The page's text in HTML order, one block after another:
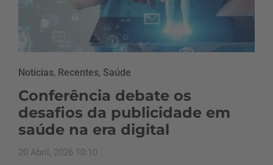
Notícias, Recentes, Saúde
Conferência debate os
desafios da publicidade em
saúde na era digital
20 Abril, 2026 10:10